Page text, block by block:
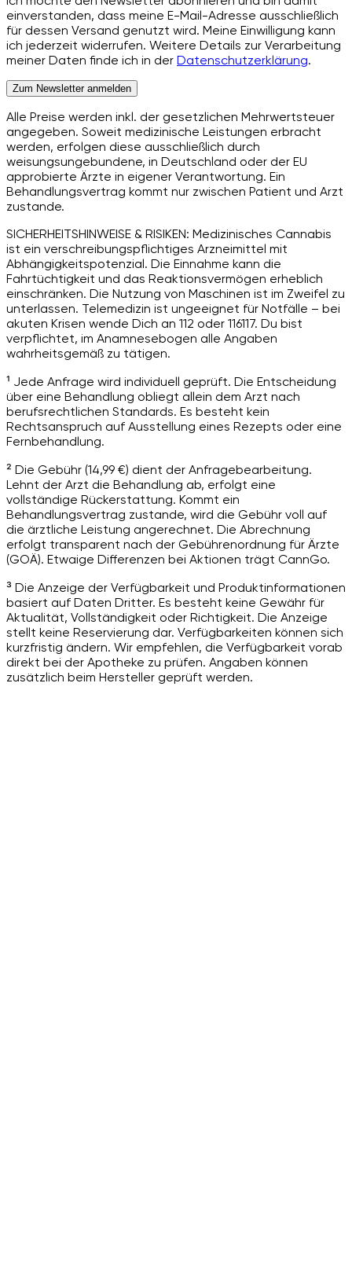
einverstanden, dass meine E-Mail-Adresse ausschließlich
für dessen Versand genutzt wird. Meine Einwilligung kann
ich jederzeit widerrufen. Weitere Details zur Verarbeitung
meiner Daten finde ich in der Datenschutzerklärung.
Zum Newsletter anmelden
Alle Preise werden inkl. der gesetzlichen Mehrwertsteuer
angegeben. Soweit medizinische Leistungen erbracht
werden, erfolgen diese ausschließlich durch
weisungsungebundene, in Deutschland oder der EU
approbierte Ärzte in eigener Verantwortung. Ein
Behandlungsvertrag kommt nur zwischen Patient und Arzt
zustande.
SICHERHEITSHINWEISE & RISIKEN: Medizinisches Cannabis
ist ein verschreibungspflichtiges Arzneimittel mit
Abhängigkeitspotenzial. Die Einnahme kann die
Fahrtüchtigkeit und das Reaktionsvermögen erheblich
einschränken. Die Nutzung von Maschinen ist im Zweifel zu
unterlassen. Telemedizin ist ungeeignet für Notfälle – bei
akuten Krisen wende Dich an 112 oder 116117. Du bist
verpflichtet, im Anamnesebogen alle Angaben
wahrheitsgemäß zu tätigen.
¹ Jede Anfrage wird individuell geprüft. Die Entscheidung
über eine Behandlung obliegt allein dem Arzt nach
berufsrechtlichen Standards. Es besteht kein
Rechtsanspruch auf Ausstellung eines Rezepts oder eine
Fernbehandlung.
² Die Gebühr (14,99 €) dient der Anfragebearbeitung.
Lehnt der Arzt die Behandlung ab, erfolgt eine
vollständige Rückerstattung. Kommt ein
Behandlungsvertrag zustande, wird die Gebühr voll auf
die ärztliche Leistung angerechnet. Die Abrechnung
erfolgt transparent nach der Gebührenordnung für Ärzte
(GOÄ). Etwaige Differenzen bei Aktionen trägt CannGo.
³ Die Anzeige der Verfügbarkeit und Produktinformationen
basiert auf Daten Dritter. Es besteht keine Gewähr für
Aktualität, Vollständigkeit oder Richtigkeit. Die Anzeige
stellt keine Reservierung dar. Verfügbarkeiten können sich
kurzfristig ändern. Wir empfehlen, die Verfügbarkeit vorab
direkt bei der Apotheke zu prüfen. Angaben können
zusätzlich beim Hersteller geprüft werden.